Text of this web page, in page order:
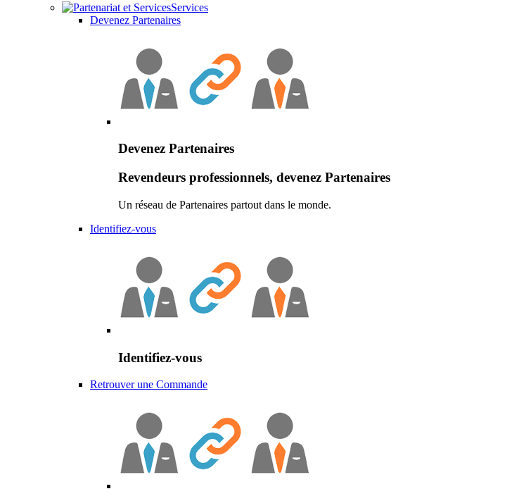
Services
Devenez Partenaires
Devenez Partenaires
Revendeurs professionnels, devenez Partenaires
Un réseau de Partenaires partout dans le monde.
Identifiez-vous
Identifiez-vous
Retrouver une Commande